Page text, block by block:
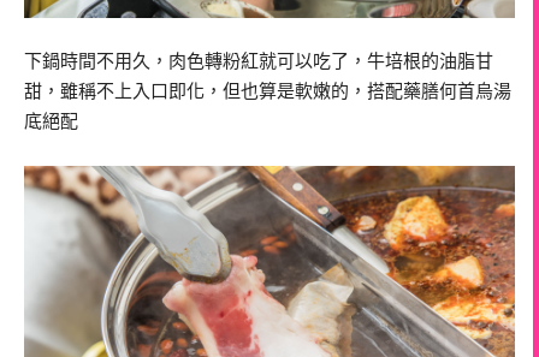
下鍋時間不用久，肉色轉粉紅就可以吃了，牛培根的油脂甘
甜，雖稱不上入口即化，但也算是軟嫩的，搭配藥膳何首烏湯
底絕配